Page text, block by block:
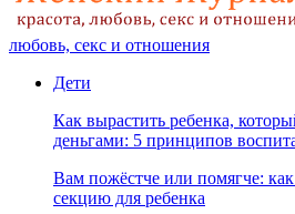
любовь, секс и отношения
Дети
Как вырастить ребенка,
деньгами: 5 принципов
Вам пожёстче или помягче:
секцию для ребенка